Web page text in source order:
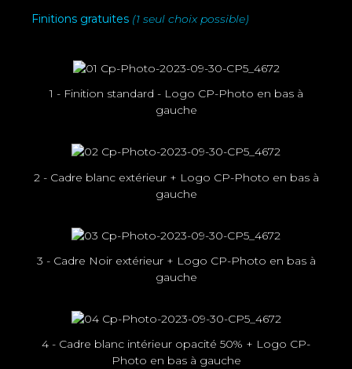
Finitions gratuites (1 seul choix possible)
1 - Finition standard - Logo CP-Photo en bas à
gauche
2 - Cadre blanc extérieur + Logo CP-Photo en bas à
gauche
3 - Cadre Noir extérieur + Logo CP-Photo en bas à
gauche
4 - Cadre blanc intérieur opacité 50% + Logo CP-
Photo en bas à gauche